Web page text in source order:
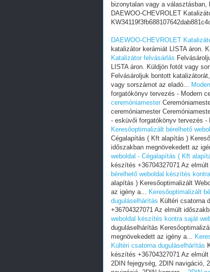
bizonytalan vagy a
DAEWOO-CHEVROLET
DAEWOO-CHEVROLET
katalizátor kerámiát LISTA áron.
Katalizátor felvásárlás
LISTA áron. Küldjön fotót vagy
Felvásároljuk bontott
vagy sorszámot az eladó...
forgatókönyv tervezés - Modern
ceremóniamester
ceremóniamester
- esküvői forgatókönyv tervezés -
Keresőoptimalizált bérelhető
Cégalapítás ( Kft alapítás )
időszakban megnövekedett az
weboldal - Cégalapítás ( Kft
készítés +36704327071 Az
bérelhető weboldal készítés
alapítás ) Keresőoptimalizált
az igény a... Keresőoptimalizált
duguláselhárítás Kültéri csatorna
+36704327071 Az elmúlt
weboldal készítés kontra saját
duguláselhárítás
megnövekedett az igény a...
Kültéri csatorna duguláselhárítás
készítés +36704327071 Az
2DIN fejegység, 2DIN navigáció,